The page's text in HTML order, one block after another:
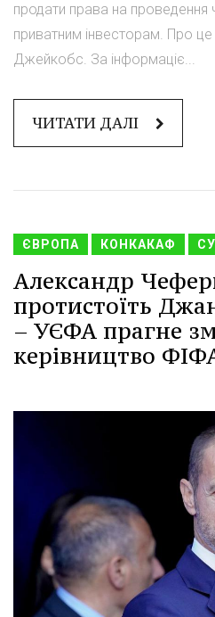
продати права на проведення
приватним інвесторам. Про
Джейкобс. За інформаціє...
ЧИТАТИ ДАЛІ
ЄВРОПА КОНКАКАФ
Александр
протистоїть
– УЄФА прагне
керівництво